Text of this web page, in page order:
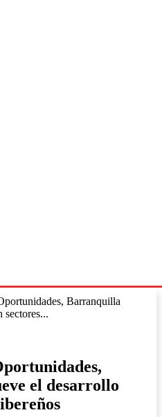
Barranquilla
sectores...
el desarrollo